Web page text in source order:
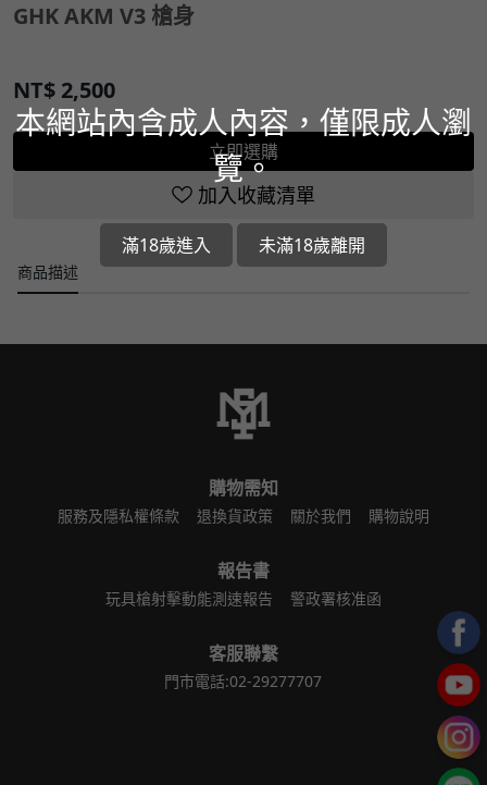
GHK AKM V3 槍身
NT$ 2,500
立即選購
加入收藏清單
商品描述
購物需知
服務及隱私權條款 退換貨政策 關於我們 購物說明
報告書
玩具槍射擊動能測速報告 警政署核准函
客服聯繫
門市電話:02-29277707
本網站內含成人內容，僅限成人瀏
覽。
滿18歲進入 未滿18歲離開